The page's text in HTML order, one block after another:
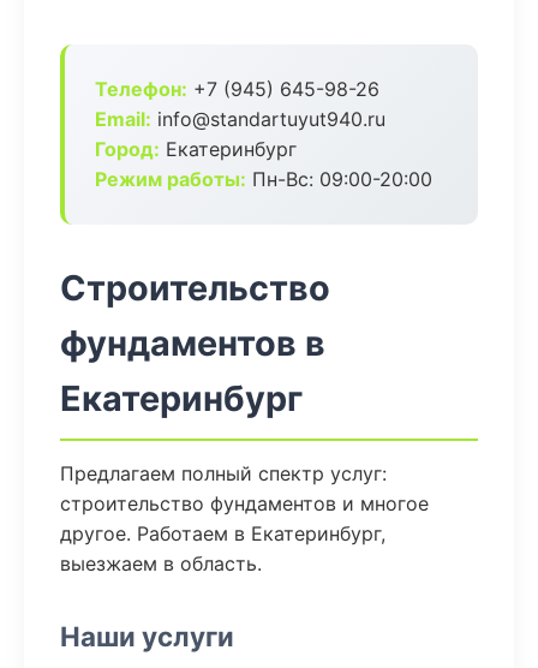
Телефон: +7 (945) 645-98-26
Email: info@standartuyut940.ru
Город: Екатеринбург
Режим работы: Пн-Вс: 09:00-20:00
Строительство
фундаментов в
Екатеринбург
Предлагаем полный спектр услуг:
строительство фундаментов и многое
другое. Работаем в Екатеринбург,
выезжаем в область.
Наши услуги